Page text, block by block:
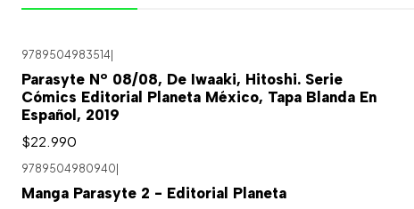
9789504983514
Parasyte Nº 08/08, De Iwaaki, Hitoshi. Serie
Cómics Editorial Planeta México, Tapa Blanda En
Español, 2019
$22.990
9789504980940|
Manga Parasyte 2 - Editorial Planeta